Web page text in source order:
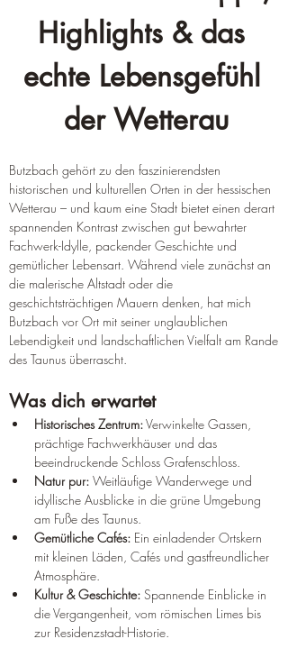
Highlights & das
echte Lebensgefühl
der Wetterau
Butzbach gehört zu den faszinierendsten
historischen und kulturellen Orten in der hessischen
Wetterau – und kaum eine Stadt bietet einen derart
spannenden Kontrast zwischen gut bewahrter
Fachwerk-Idylle, packender Geschichte und
gemütlicher Lebensart. Während viele zunächst an
die malerische Altstadt oder die
geschichtsträchtigen Mauern denken, hat mich
Butzbach vor Ort mit seiner unglaublichen
Lebendigkeit und landschaftlichen Vielfalt am Rande
des Taunus überrascht.
Was dich erwartet
Historisches Zentrum: Verwinkelte Gassen,
prächtige Fachwerkhäuser und das
beeindruckende Schloss Grafenschloss.
Natur pur: Weitläufige Wanderwege und
idyllische Ausblicke in die grüne Umgebung
am Fuße des Taunus.
Gemütliche Cafés: Ein einladender Ortskern
mit kleinen Läden, Cafés und gastfreundlicher
Atmosphäre.
Kultur & Geschichte: Spannende Einblicke in
die Vergangenheit, vom römischen Limes bis
zur Residenzstadt-Historie.